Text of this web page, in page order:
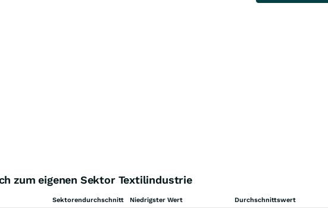
zum eigenen Sektor Textilindustrie
Sektorendurchschnitt Niedrigster Wert Durchschnittswert